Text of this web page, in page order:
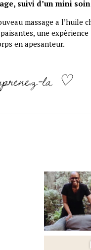
suivi d’un mini
massage а l’huile
une
en apesanteur.
la ♡